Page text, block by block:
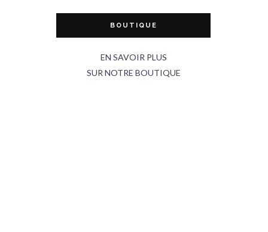
BOUTIQUE
EN SAVOIR PLUS
SUR NOTRE BOUTIQUE